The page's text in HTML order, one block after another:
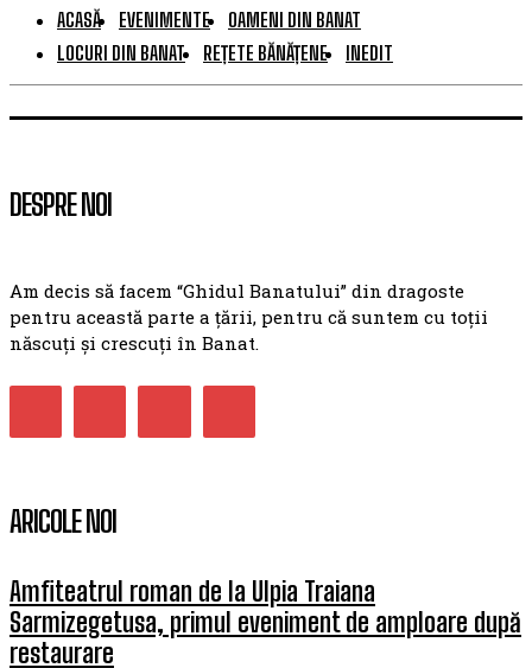
ACASĂ EVENIMENTE
OAMENI DIN BANAT
LOCURI DIN BANAT
REȚETE BĂNĂȚENE INEDIT
DESPRE NOI
Am decis să facem “Ghidul Banatului” din dragoste
pentru această parte a țării, pentru că suntem cu toții
născuți și crescuți în Banat.
ARICOLE NOI
Amfiteatrul roman de la Ulpia Traiana
Sarmizegetusa, primul eveniment de amploare după
restaurare